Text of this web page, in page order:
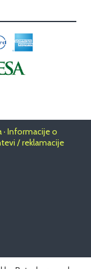
· Informacije o
/ reklamacije